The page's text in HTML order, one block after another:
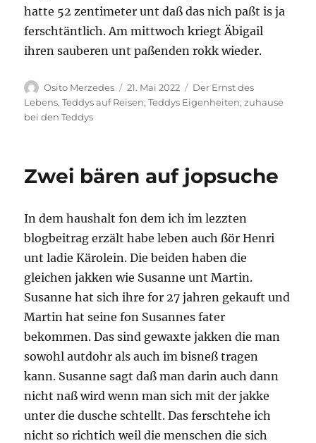
hatte 52 zentimeter unt daß das nich paßt is ja
ferschtäntlich. Am mittwoch kriegt Äbigail
ihren sauberen unt paßenden rokk wieder.
Autor
Osito Merzedes
Veröffentlicht
am
21. Mai 2022 Kategorien
Der Ernst des
Lebens,Teddys auf Reisen,Teddys Eigenheiten,zuhause
bei den Teddys
Zwei bären auf jopsuche
In dem haushalt fon dem ich im lezzten
blogbeitrag erzält habe leben auch ßör Henri
unt ladie Kärolein. Die beiden haben die
gleichen jakken wie Susanne unt Martin.
Susanne hat sich ihre for 27 jahren gekauft und
Martin hat seine fon Susannes fater
bekommen. Das sind gewaxte jakken die man
sowohl autdohr als auch im bisneß tragen
kann. Susanne sagt daß man darin auch dann
nicht naß wird wenn man sich mit der jakke
unter die dusche schtellt. Das ferschtehe ich
nicht so richtich weil die menschen die sich